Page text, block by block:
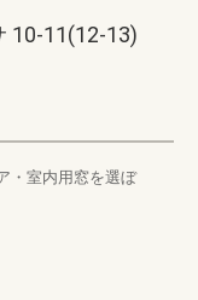
11(12-13)
・室内用窓を選ぼ